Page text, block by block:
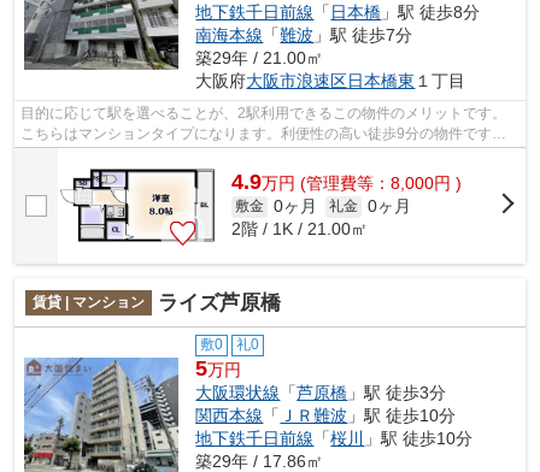
地下鉄千日前線 「 日本橋 」駅 徒歩8分
南海本線 「難波 」駅 徒歩7分
築29年 / 21.00㎡
大阪府大阪市浪速区日本橋東 １丁目
目的に応じて駅を選べることが、2駅利用できるこの物件のメリットです。
こちらはマンションタイプになります。利便性の高い徒歩9分の物件です。
共用部にはエレベータ・敷地内ごみ置き...
4.9万円 (管理費等：8,000円 )
敷金 0ヶ月 礼金 0ヶ月
2階 / 1K / 21.00㎡
賃貸 | マンション ライズ芦原橋
敷0 礼0
5万円
大阪環状線 「芦原橋 」駅 徒歩3分
関西本線 「 ＪＲ難波 」駅 徒歩10分
地下鉄千日前線 「桜川
」駅 徒歩10分
築29年 / 17.86㎡